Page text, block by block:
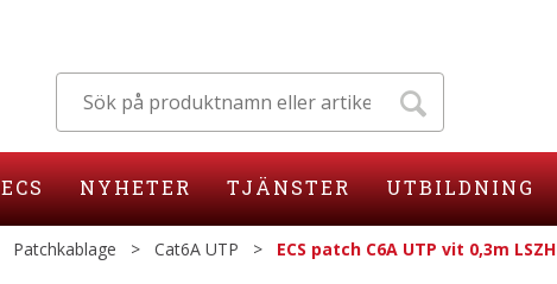
ECS NYHETER TJÄNSTER UTBILDNING
Patchkablage > Cat6A UTP > ECS patch C6A UTP vit 0,3m LSZH